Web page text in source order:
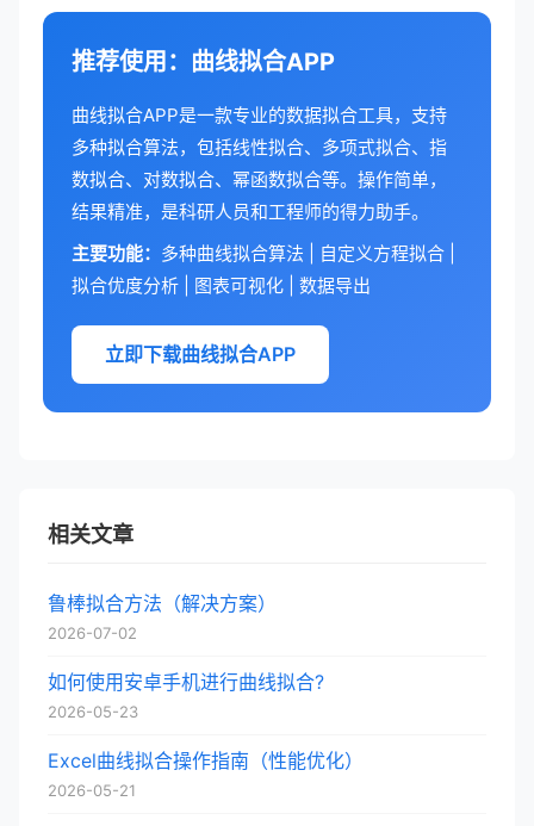
推荐使用：曲线拟合APP
曲线拟合APP是一款专业的数据拟合工具，支持
多种拟合算法，包括线性拟合、多项式拟合、指
数拟合、对数拟合、幂函数拟合等。操作简单，
结果精准，是科研人员和工程师的得力助手。
主要功能： 多种曲线拟合算法 | 自定义方程拟合 |
拟合优度分析 | 图表可视化 | 数据导出
立即下载曲线拟合APP
相关文章
鲁棒拟合方法（解决方案）
2026-07-02
如何使用安卓手机进行曲线拟合?
2026-05-23
Excel曲线拟合操作指南（性能优化）
2026-05-21